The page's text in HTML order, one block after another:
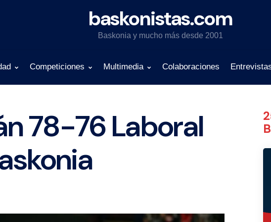
baskonistas.com
Baskonia y mucho más desde 2001
Competiciones Multimedia Colaboraciones
78-76 Laboral